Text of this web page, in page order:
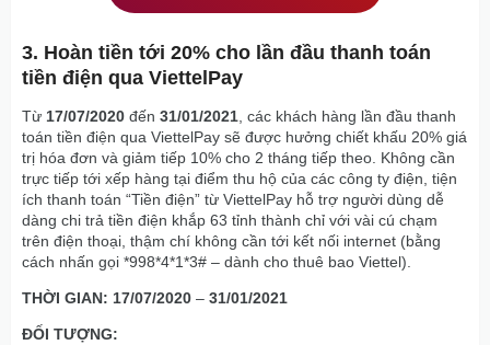
3. Hoàn tiền tới 20% cho lần đầu thanh toán
tiền điện qua ViettelPay
Từ 17/07/2020 đến 31/01/2021 , các khách hàng lần đầu thanh
toán tiền điện qua ViettelPay sẽ được hưởng chiết khấu 20% giá
trị hóa đơn và giảm tiếp 10% cho 2 tháng tiếp theo. Không cần
trực tiếp tới xếp hàng tại điểm thu hộ của các công ty điện, tiện
ích thanh toán “Tiền điện” từ ViettelPay hỗ trợ người dùng dễ
dàng chi trả tiền điện khắp 63 tỉnh thành chỉ với vài cú chạm
trên điện thoại, thậm chí không cần tới kết nối internet (bằng
cách nhấn gọi *998*4*1*3# – dành cho thuê bao Viettel).
THỜI GIAN: 17/07/2020 – 31/01/2021
ĐỐI TƯỢNG: